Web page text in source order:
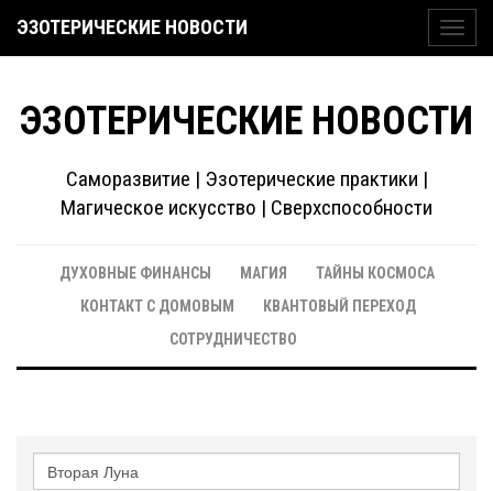
ЭЗОТЕРИЧЕСКИЕ НОВОСТИ
ЭЗОТЕРИЧЕСКИЕ НОВОСТИ
Саморазвитие | Эзотерические практики |
Магическое искусство | Сверхспособности
ДУХОВНЫЕ ФИНАНСЫ МАГИЯ
ТАЙНЫ КОСМОСА
КОНТАКТ С ДОМОВЫМ
КВАНТОВЫЙ ПЕРЕХОД
СОТРУДНИЧЕСТВО